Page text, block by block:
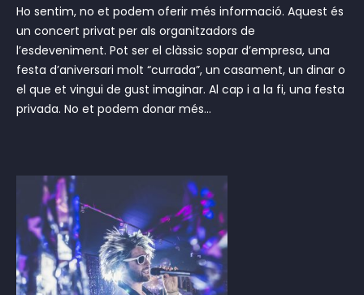
Ho sentim, no et podem oferir més informació. Aquest és
un concert privat per als organitzadors de
l’esdeveniment. Pot ser el clàssic sopar d’empresa, una
festa d’aniversari molt “currada”, un casament, un dinar o
el que et vingui de gust imaginar. Al cap i a la fi, una festa
privada. No et podem donar més...